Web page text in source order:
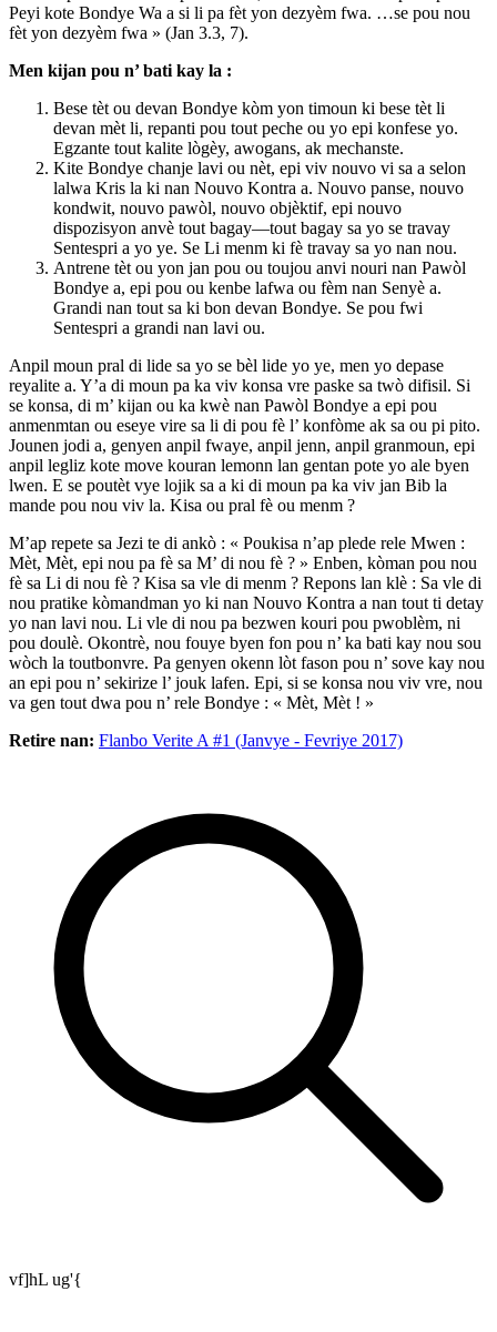
Peyi kote Bondye Wa a si li pa fèt yon dezyèm fwa. …se pou nou
fèt yon dezyèm fwa » (Jan 3.3, 7).
Men kijan pou n’ bati kay la :
Bese tèt ou devan Bondye kòm yon timoun ki bese tèt li
devan mèt li, repanti pou tout peche ou yo epi konfese yo.
Egzante tout kalite lògèy, awogans, ak mechanste.
Kite Bondye chanje lavi ou nèt, epi viv nouvo vi sa a selon
lalwa Kris la ki nan Nouvo Kontra a. Nouvo panse, nouvo
kondwit, nouvo pawòl, nouvo objèktif, epi nouvo
dispozisyon anvè tout bagay—tout bagay sa yo se travay
Sentespri a yo ye. Se Li menm ki fè travay sa yo nan nou.
Antrene tèt ou yon jan pou ou toujou anvi nouri nan Pawòl
Bondye a, epi pou ou kenbe lafwa ou fèm nan Senyè a.
Grandi nan tout sa ki bon devan Bondye. Se pou fwi
Sentespri a grandi nan lavi ou.
Anpil moun pral di lide sa yo se bèl lide yo ye, men yo depase
reyalite a. Y’a di moun pa ka viv konsa vre paske sa twò difisil. Si
se konsa, di m’ kijan ou ka kwè nan Pawòl Bondye a epi pou
anmenmtan ou eseye vire sa li di pou fè l’ konfòme ak sa ou pi pito.
Jounen jodi a, genyen anpil fwaye, anpil jenn, anpil granmoun, epi
anpil legliz kote move kouran lemonn lan gentan pote yo ale byen
lwen. E se poutèt vye lojik sa a ki di moun pa ka viv jan Bib la
mande pou nou viv la. Kisa ou pral fè ou menm ?
M’ap repete sa Jezi te di ankò : « Poukisa n’ap plede rele Mwen :
Mèt, Mèt, epi nou pa fè sa M’ di nou fè ? » Enben, kòman pou nou
fè sa Li di nou fè ? Kisa sa vle di menm ? Repons lan klè : Sa vle di
nou pratike kòmandman yo ki nan Nouvo Kontra a nan tout ti detay
yo nan lavi nou. Li vle di nou pa bezwen kouri pou pwoblèm, ni
pou doulè. Okontrè, nou fouye byen fon pou n’ ka bati kay nou sou
wòch la toutbonvre. Pa genyen okenn lòt fason pou n’ sove kay nou
an epi pou n’ sekirize l’ jouk lafen. Epi, si se konsa nou viv vre, nou
va gen tout dwa pou n’ rele Bondye : « Mèt, Mèt ! »
Retire nan: Flanbo Verite A #1 (Janvye - Fevriye 2017)
vf]hL ug'{